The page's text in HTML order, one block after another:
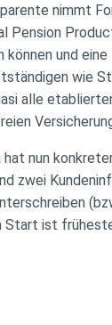
nimmt
Pension
und
wie
alle
nun
zwei
ist